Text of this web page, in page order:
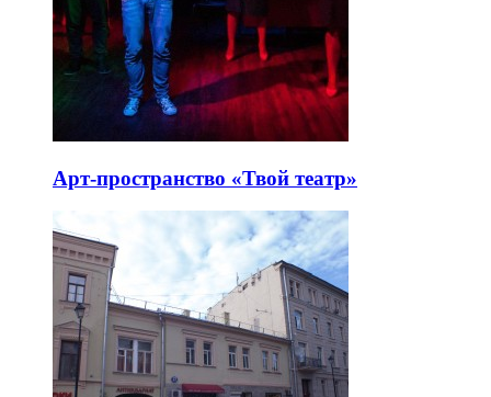
Арт-пространство «Твой театр»